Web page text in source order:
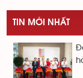
TIN MỚI NHẤT